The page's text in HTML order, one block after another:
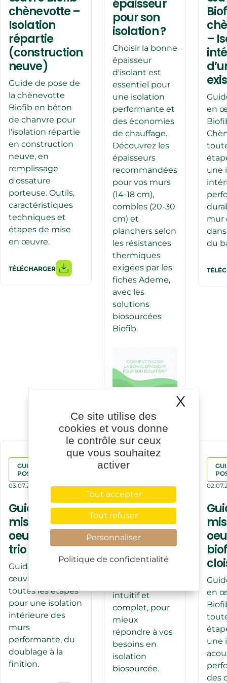
chènevotte –
Isolation
répartie
(construction
neuve)
Guide de pose de
la chènevotte
Biofib en béton
de chanvre pour
l'isolation répartie
en construction
neuve, en
remplissage
d'ossature
porteuse. Outils,
caractéristiques
techniques et
étapes de mise
en œuvre.
TÉLÉCHARGER
épaisseur
pour son
isolation ?
Choisir la bonne
épaisseur
d'isolant est
essentiel pour
une isolation
performante et
des économies
de chauffage.
Découvrez les
épaisseurs
recommandées
pour vos murs
(14-18 cm),
combles (20-30
cm) et
planchers selon
les résistances
thermiques
exigées par les
fiches Ademe,
avec les
solutions
biosourcées
Biofib.
LIRE
–
en
une
mur
du
GUIDES DE
POSES
03.07.2026
Guide de
mise en
oeuvre biofib
trio
Guide de mise en
œuvre Biofib trio :
toutes les étapes
pour une isolation
intérieure des
murs
performante, du
doublage à la
finition.
ACTUALITÉS
Le site
Biofib fait
peau
neuve !
Biofib lance son
intuitif et
complet, pour
mieux
répondre à vos
besoins en
isolation
biosourcée.
en
une
des
Ce site utilise des
cookies et vous donne
le contrôle sur ceux
que vous souhaitez
activer
Tout accepter
Tout refuser
Personnaliser
Politique de confidentialité
X